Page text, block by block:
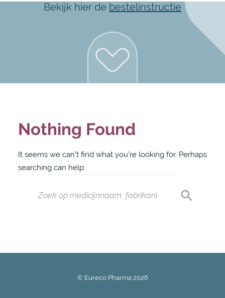
Bekijk hier de bestelinstructie
Nothing Found
It seems we can’t find what you’re looking for. Perhaps
searching can help.
© Eureco Pharma 2026